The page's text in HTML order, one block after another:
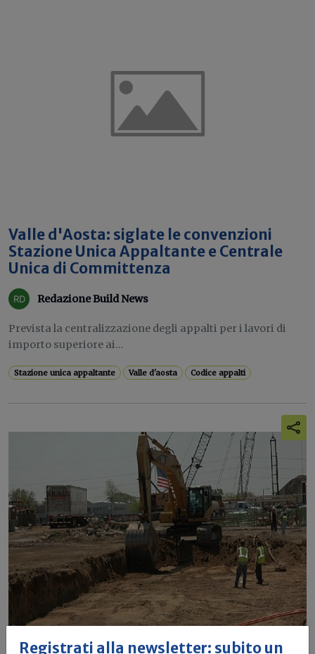
Valle d'Aosta: siglate le convenzioni
Stazione Unica Appaltante e Centrale
Unica di Committenza
Redazione Build News
Prevista la centralizzazione degli appalti per i lavori di
importo superiore ai...
Stazione unica appaltante Valle d'aosta Codice appalti
Registrati alla newsletter: subito un